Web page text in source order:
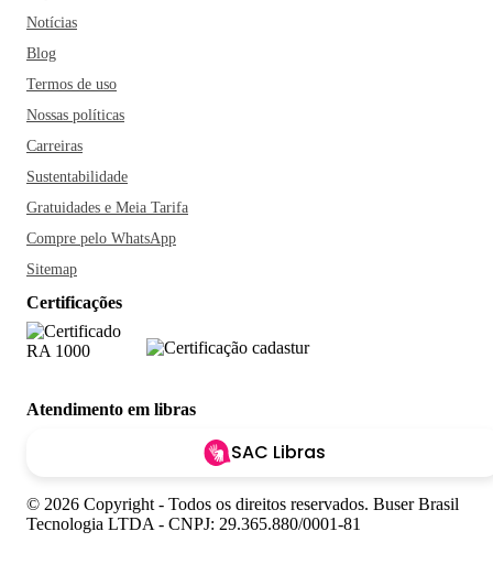
Notícias
Blog
Termos de uso
Nossas políticas
Carreiras
Sustentabilidade
Gratuidades e Meia Tarifa
Compre pelo WhatsApp
Sitemap
Certificações
Atendimento em libras
SAC Libras
© 2026 Copyright - Todos os direitos reservados. Buser Brasil
Tecnologia LTDA - CNPJ: 29.365.880/0001-81